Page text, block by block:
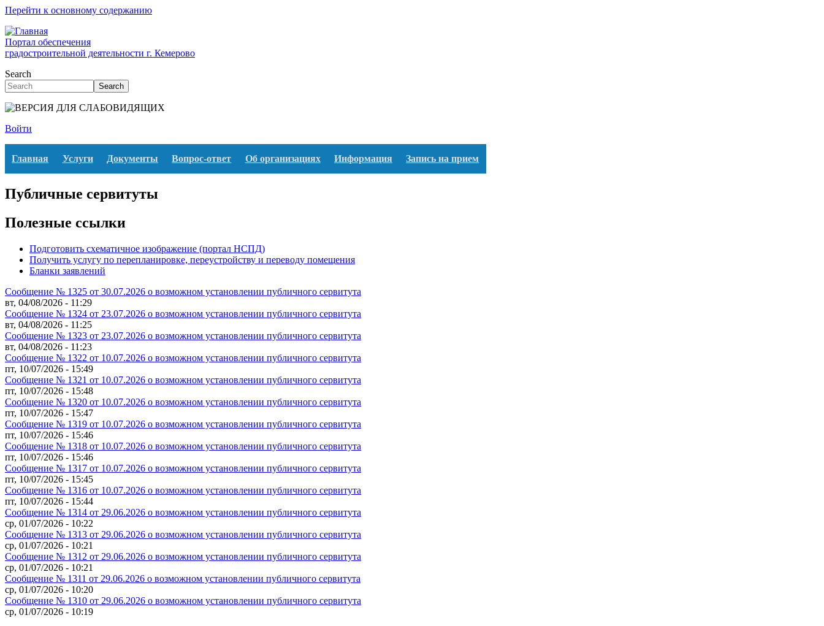
Перейти к основному содержанию
Портал обеспечения
градостроительной деятельности г. Кемерово
Search
Search
Войти
Главная Услуги Документы Вопрос-ответ Об организациях Информация Запись на прием
Публичные сервитуты
Полезные ссылки
Подготовить схематичное изображение (портал НСПД)
Получить услугу по перепланировке, переустройству и переводу помещения
Бланки заявлений
Сообщение № 1325 от 30.07.2026 о возможном установлении публичного сервитута
вт, 04/08/2026 - 11:29
Сообщение № 1324 от 23.07.2026 о возможном установлении публичного сервитута
вт, 04/08/2026 - 11:25
Сообщение № 1323 от 23.07.2026 о возможном установлении публичного сервитута
вт, 04/08/2026 - 11:23
Сообщение № 1322 от 10.07.2026 о возможном установлении публичного сервитута
пт, 10/07/2026 - 15:49
Сообщение № 1321 от 10.07.2026 о возможном установлении публичного сервитута
пт, 10/07/2026 - 15:48
Сообщение № 1320 от 10.07.2026 о возможном установлении публичного сервитута
пт, 10/07/2026 - 15:47
Сообщение № 1319 от 10.07.2026 о возможном установлении публичного сервитута
пт, 10/07/2026 - 15:46
Сообщение № 1318 от 10.07.2026 о возможном установлении публичного сервитута
пт, 10/07/2026 - 15:46
Сообщение № 1317 от 10.07.2026 о возможном установлении публичного сервитута
пт, 10/07/2026 - 15:45
Сообщение № 1316 от 10.07.2026 о возможном установлении публичного сервитута
пт, 10/07/2026 - 15:44
Сообщение № 1314 от 29.06.2026 о возможном установлении публичного сервитута
ср, 01/07/2026 - 10:22
Сообщение № 1313 от 29.06.2026 о возможном установлении публичного сервитута
ср, 01/07/2026 - 10:21
Сообщение № 1312 от 29.06.2026 о возможном установлении публичного сервитута
ср, 01/07/2026 - 10:21
Сообщение № 1311 от 29.06.2026 о возможном установлении публичного сервитута
ср, 01/07/2026 - 10:20
Сообщение № 1310 от 29.06.2026 о возможном установлении публичного сервитута
ср, 01/07/2026 - 10:19